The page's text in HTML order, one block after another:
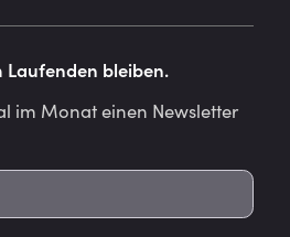
bleiben.
im Monat einen Newsletter